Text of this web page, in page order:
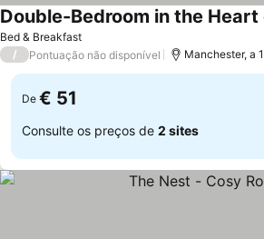
Bed & Breakfast
/ Pontuação não disponível Manchester, a
De € 51
Consulte os preços de 2 sites